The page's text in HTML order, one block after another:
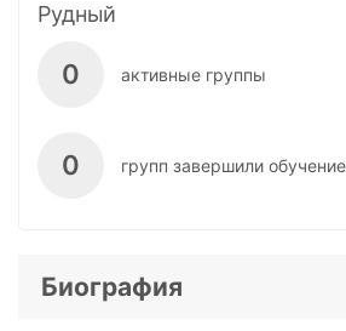
Рудный
0 активные группы
0 групп завершили обучение
Биография